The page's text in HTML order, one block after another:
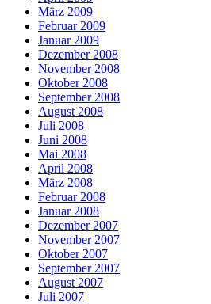
März 2009
Februar 2009
Januar 2009
Dezember 2008
November 2008
Oktober 2008
September 2008
August 2008
Juli 2008
Juni 2008
Mai 2008
April 2008
März 2008
Februar 2008
Januar 2008
Dezember 2007
November 2007
Oktober 2007
September 2007
August 2007
Juli 2007